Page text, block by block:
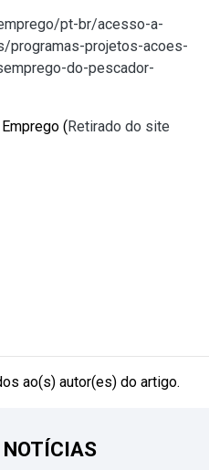
pt-br/acesso-a-
programas-projetos-acoes-
do-pescador-
(Retirado do site
ao(s) autor(es) do artigo.